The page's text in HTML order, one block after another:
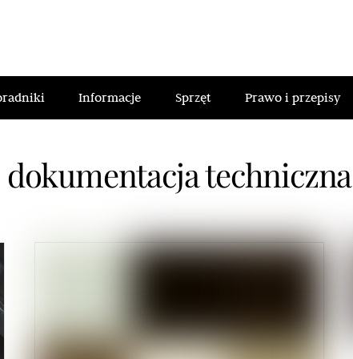
Informacje Sprzęt Prawo i przepisy
dokumentacja techniczna